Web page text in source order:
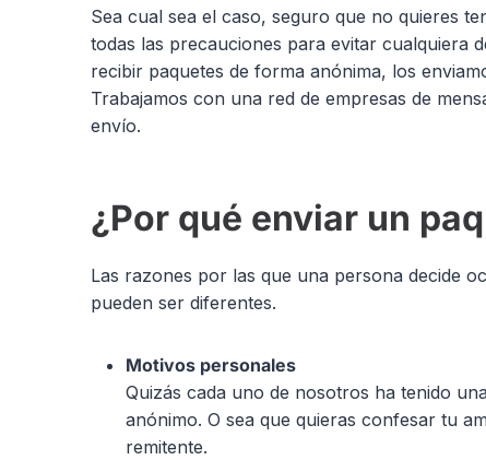
Sea cual sea el caso, seguro que no quieres
todas las precauciones para evitar cualquiera
recibir paquetes de forma anónima, los
Trabajamos con una red de empresas de
envío.
¿Por qué enviar un
Las razones por las que una persona decide
pueden ser diferentes.
Motivos personales
Quizás cada uno de nosotros ha tenido
anónimo. O sea que quieras confesar tu
remitente.